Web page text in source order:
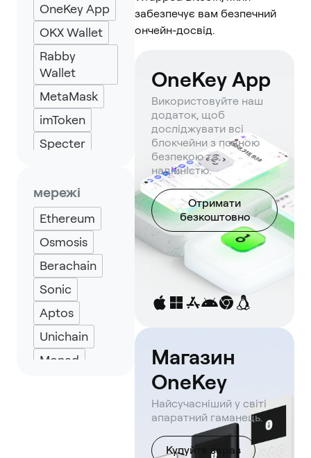
OneKey App
OKX Wallet
Rabby
Wallet
MetaMask
imToken
Specter
Solflare
Backpack
Keplr
Eternl
UniSat
мережі
Ethereum
Osmosis
Berachain
Sonic
Aptos
Unichain
Monad
забезпечує вам безпечний
ончейн-досвід.
OneKey App
Використовуйте наш
додаток, щоб
досліджувати всі
блокчейни з повною
безпекою та
надійністю.
Отримати
безкоштовно
Магазин
OneKey
Найсучасніший у світі
апаратний гаманець.
Купуйте зараз